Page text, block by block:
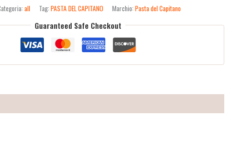
all Tag:PASTA DEL CAPITANO Marchio:Pasta del Capitano
Guaranteed Safe Checkout